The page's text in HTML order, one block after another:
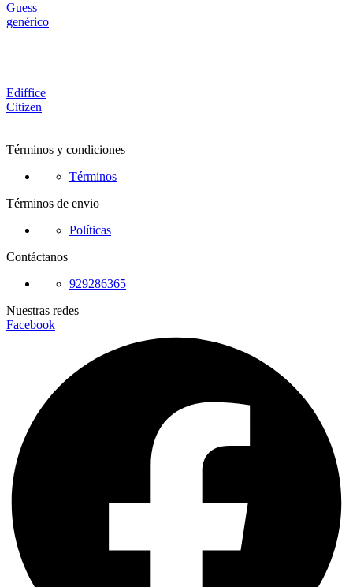
Guess
genérico
Ediffice
Citizen
Términos y condiciones
Términos
Términos de envio
Políticas
Contáctanos
929286365
Nuestras redes
Facebook